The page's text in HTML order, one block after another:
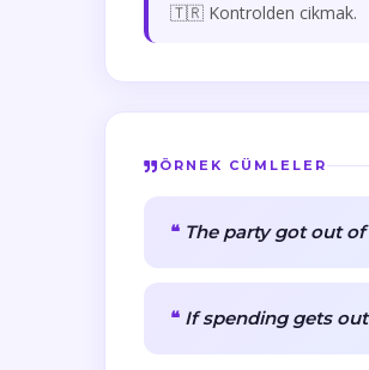
🇹🇷 Kontrolden cikmak.
ÖRNEK CÜMLELER
The party got out
If spending gets